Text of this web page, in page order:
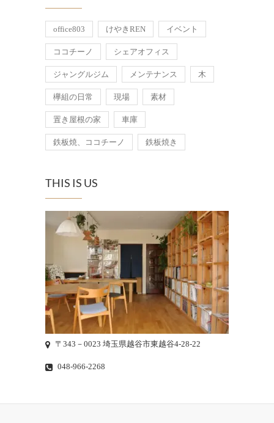
office803 けやきREN イベント
ココチーノ シェアオフィス
ジャングルジム メンテナンス 木
欅組の日常 現場 素材
置き屋根の家 車庫
鉄板焼、ココチーノ 鉄板焼き
THIS IS US
〒343－0023 埼玉県越谷市東越谷4-28-22
048-966-2268